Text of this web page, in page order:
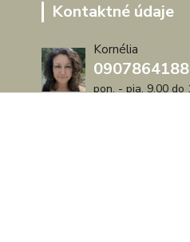
Kontaktné údaje
Kornélia
0907864188
pon. - pia. 9,00 do